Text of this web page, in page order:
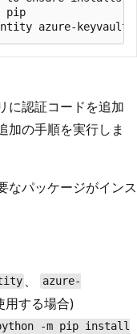
pip
に認証コードを追加
加の手順を実行しま
なパッケージがインス
、
azure-
用する場合)
-m pip install